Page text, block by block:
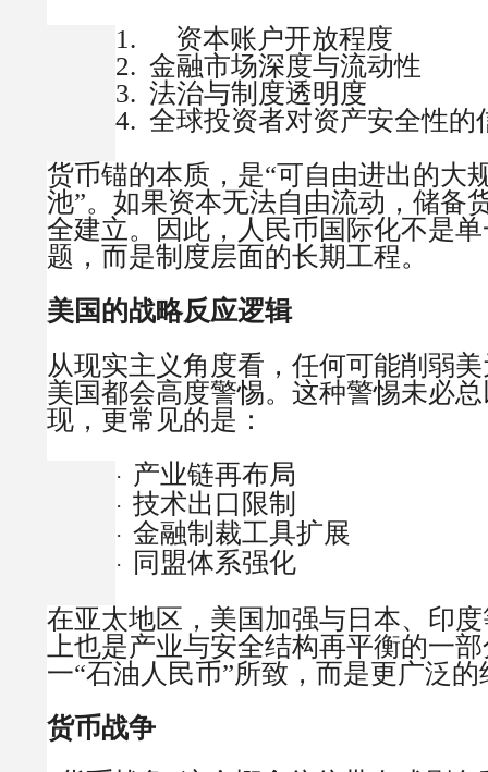
1.
资本账户开放程度
2. 金融市场深度与流动性
3. 法治与制度透明度
4. 全球投资者对资产安全性的
货币锚的本质，是“可自由进出的大
池”。如果资本无法自由流动，储备
全建立。
因此，人民币国际化不是
题，而是制度层面的长期工程。
美国的战略反应逻辑
从现实主义角度看，任何可能削弱
美国都会高度警惕。这种警惕未必
现，更常见的是：
· 产业链再布局
· 技术出口限制
· 金融制裁工具扩展
·
同盟体系强化
在亚太地区，美国加强与日本、印
上也是产业与安全结构再平衡的一
一“石油人民币”所致，而是更广泛
货币战争